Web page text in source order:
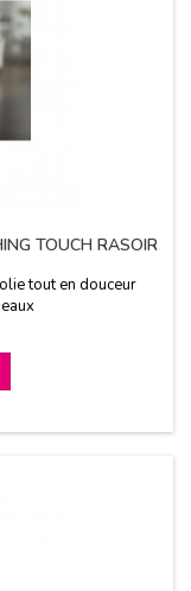
TOUCH RASOIR
tout en douceur